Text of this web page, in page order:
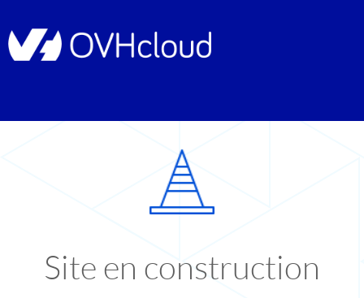
Site en construction